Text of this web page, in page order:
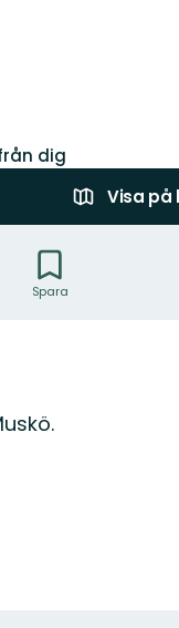
dig
Visa på
Spara